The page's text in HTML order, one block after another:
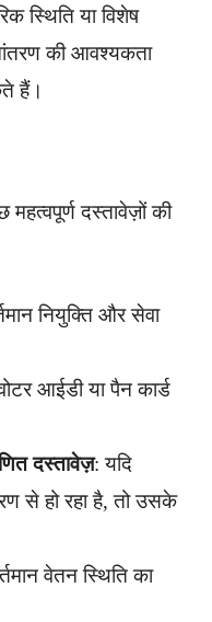
स्थिति या विशेष
की आवश्यकता
हैं।
दस्तावेज़ों की
नियुक्ति और सेवा
आईडी या पैन कार्ड
दस्तावेज़: यदि
से हो रहा है, तो उसके
वेतन स्थिति का